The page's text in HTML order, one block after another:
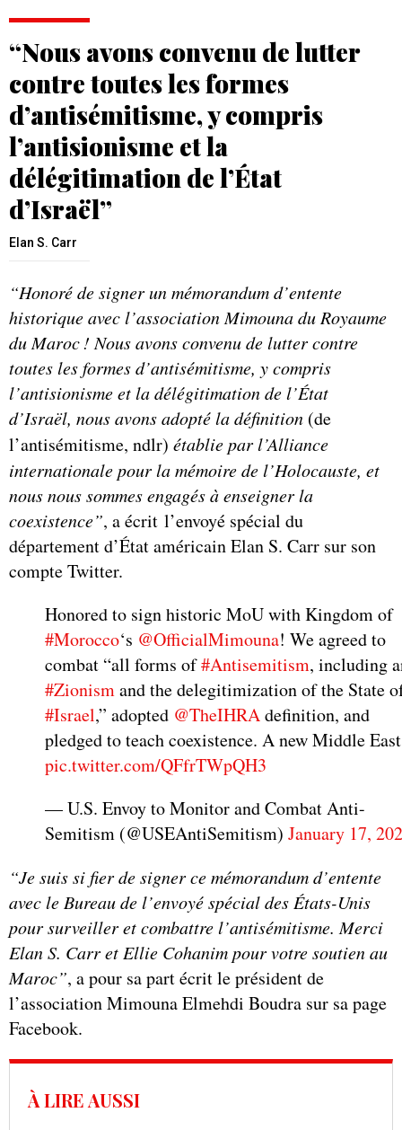
“Nous avons convenu de lutter
contre toutes les formes
d’antisémitisme, y compris
l’antisionisme et la
délégitimation de l’État
d’Israël”
Elan S. Carr
“Honoré de signer un mémorandum d’entente
historique avec l’association Mimouna du Royaume
du Maroc! Nous avons convenu de lutter contre
toutes les formes d’antisémitisme, y compris
l’antisionisme et la délégitimation de l’État
d’Israël, nous avons adopté la définition (de
l’antisémitisme, ndlr) établie par l’Alliance
internationale pour la mémoire de l’Holocauste, et
nous nous sommes engagés à enseigner la
coexistence”, a écrit l’envoyé spécial du
département d’État américain Elan S. Carr sur son
compte Twitter.
Honored to sign historic MoU with Kingdom of
#Morocco‘s @OfficialMimouna! We agreed to
combat “all forms of#Antisemitism, including
#Zionismand the delegitimization of the State
#Israel,” adopted @TheIHRAdefinition, and
pledged to teach coexistence. A new Middle
pic.twitter.com/QFfrTWpQH3
— U.S. Envoy to Monitor and Combat Anti-
Semitism (@USEAntiSemitism) January 17,
“Je suis si fier de signer ce mémorandum d’entente
avec le Bureau de l’envoyé spécial des États-Unis
pour surveiller et combattre l’antisémitisme. Merci
Elan S. Carr et Ellie Cohanim pour votre soutien au
Maroc”, a pour sa part écrit le président de
l’association Mimouna Elmehdi Boudra sur sa page
Facebook.
À LIRE AUSSI